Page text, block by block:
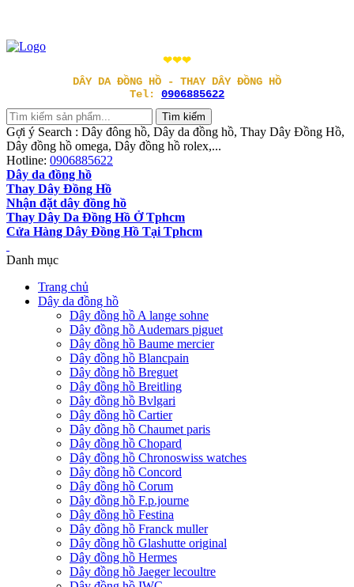
❤❤❤
DÂY DA ĐỒNG HỒ - THAY DÂY ĐỒNG HỒ
Tel: 0906885622
Gợi ý Search : Dây đông hồ, Dây da đồng hồ, Thay Dây Đồng Hồ,
Dây đồng hồ omega, Dây đồng hồ rolex,...
Hotline: 0906885622
Dây da đồng hồ
Thay Dây Đồng Hồ
Nhận đặt dây đồng hồ
Thay Dây Da Đồng Hồ Ở Tphcm
Cửa Hàng Dây Đồng Hồ Tại Tphcm
Danh mục
Trang chủ
Dây da đồng hồ
Dây đồng hồ A lange sohne
Dây đồng hồ Audemars piguet
Dây đồng hồ Baume mercier
Dây đồng hồ Blancpain
Dây đồng hồ Breguet
Dây đồng hồ Breitling
Dây đồng hồ Bvlgari
Dây đồng hồ Cartier
Dây đồng hồ Chaumet paris
Dây đồng hồ Chopard
Dây đồng hồ Chronoswiss watches
Dây đồng hồ Concord
Dây đồng hồ Corum
Dây đồng hồ F.p.journe
Dây đồng hồ Festina
Dây đồng hồ Franck muller
Dây đồng hồ Glashutte original
Dây đồng hồ Hermes
Dây đồng hồ Jaeger lecoultre